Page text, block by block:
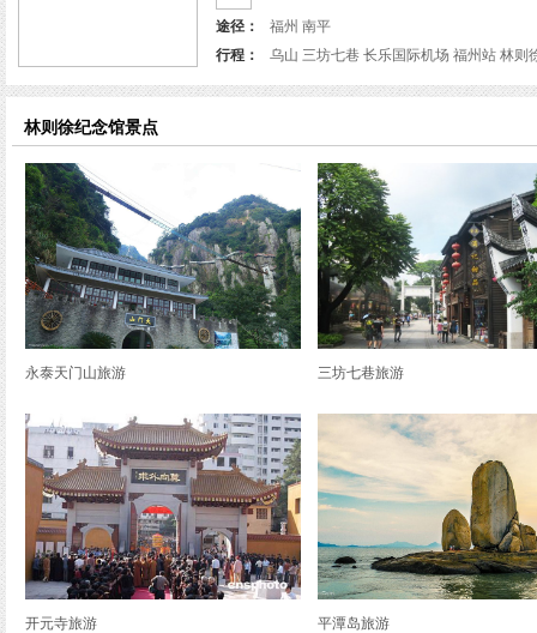
途径：
福州 南平
行程：
乌山 三坊七巷 长乐国际机场 福州站 林则
林则徐纪念馆景点
永泰天门山旅游 三坊七巷旅游
开元寺旅游 平潭岛旅游